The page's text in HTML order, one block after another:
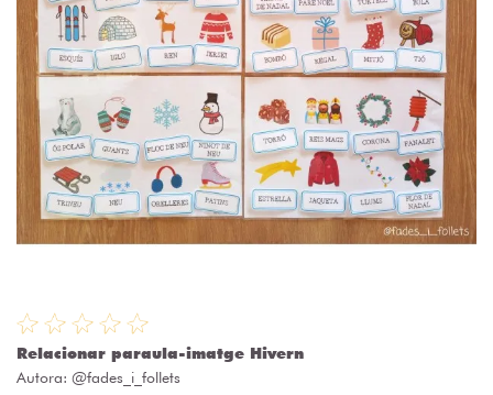
Relacionar paraula-imatge Hivern
Autora: @fades_i_follets